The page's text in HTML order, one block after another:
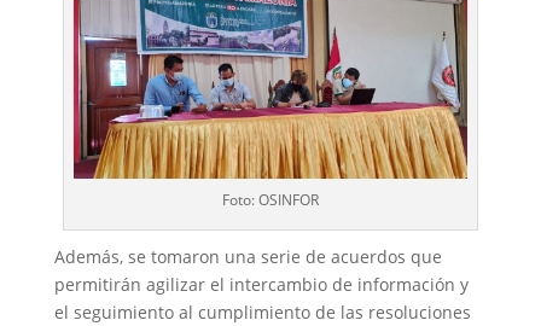
Foto: OSINFOR
Además, se tomaron una serie de acuerdos que
permitirán agilizar el intercambio de información y
el seguimiento al cumplimiento de las resoluciones